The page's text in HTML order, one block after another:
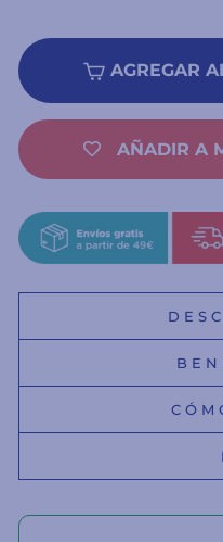
AGREGAR
AÑADIR A